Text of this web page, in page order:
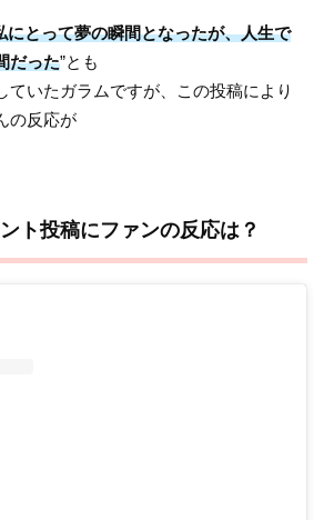
にとって夢の瞬間となったが、人生で
だった”とも
ていたガラムですが、この投稿により
の反応が
ト投稿にファンの反応は？